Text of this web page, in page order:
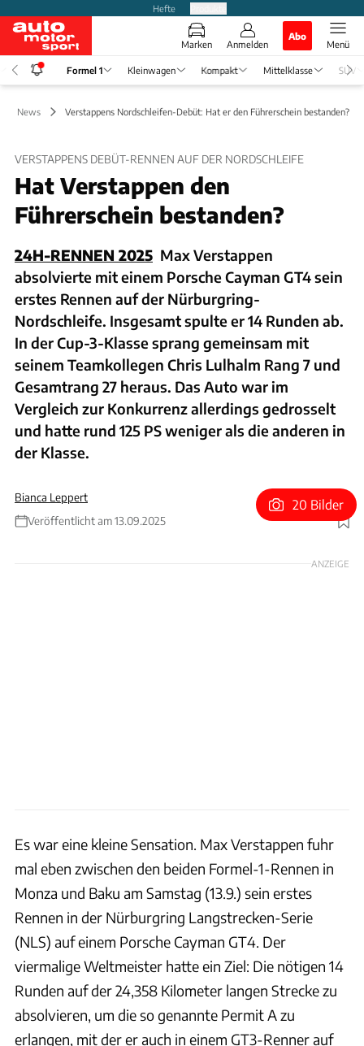
Hefte
Marken Anmelden
Abo
Menü
Formel 1 Kleinwagen Kompakt Mittelklasse SUV
1 News Verstappens Nordschleifen-Debüt: Hat er den Führerschein bestanden?
VERSTAPPENS DEBÜT-RENNEN AUF DER NORDSCHLEIFE
Hat Verstappen den
Führerschein bestanden?
24H-RENNEN 2025 Max Verstappen
absolvierte mit einem Porsche Cayman GT4 sein
erstes Rennen auf der Nürburgring-
Nordschleife. Insgesamt spulte er 14 Runden ab.
In der Cup-3-Klasse sprang gemeinsam mit
seinem Teamkollegen Chris Lulhalm Rang 7 und
Gesamtrang 27 heraus. Das Auto war im
Vergleich zur Konkurrenz allerdings gedrosselt
und hatte rund 125 PS weniger als die anderen in
der Klasse.
Bianca Leppert
Veröffentlicht am 13.09.2025
Foto: Baldauf
20 Bilder
ANZEIGE
Es war eine kleine Sensation. Max Verstappen fuhr
mal eben zwischen den beiden Formel-1-Rennen in
Monza und Baku am Samstag (13.9.) sein erstes
Rennen in der Nürburgring Langstrecken-Serie
(NLS) auf einem Porsche Cayman GT4. Der
viermalige Weltmeister hatte ein Ziel: Die nötigen 14
Runden auf der 24,358 Kilometer langen Strecke zu
absolvieren, um die so genannte Permit A zu
erlangen, mit der er auch in einem GT3-Renner auf